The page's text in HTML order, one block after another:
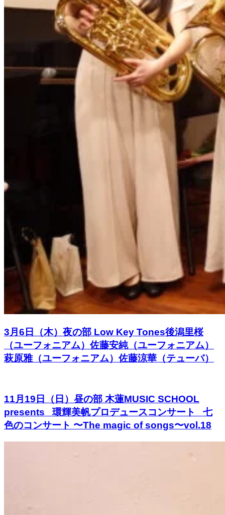
3月6日（木）夜の部 Low Key Tones後潟里桜
（ユーフォニアム）佐藤安純（ユーフォニアム）
萩原雅（ユーフォニアム）佐藤涼華（テューバ）
11月19日（日）昼の部 木蓮MUSIC SCHOOL
presents 環輝美帆プロデュースコンサート 七
色のコンサート 〜The magic of songs〜vol.18